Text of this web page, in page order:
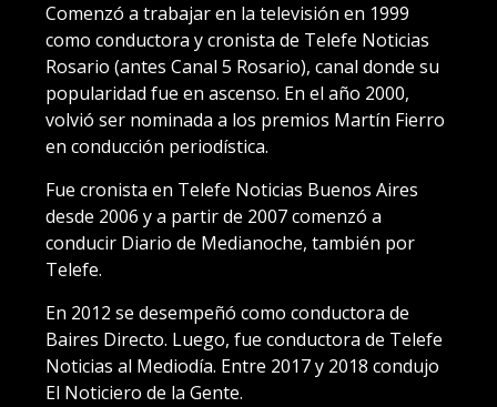
Comenzó a trabajar en la televisión en 1999
como conductora y cronista de Telefe Noticias
Rosario (antes Canal 5 Rosario), canal donde su
popularidad fue en ascenso. En el año 2000,
volvió ser nominada a los premios Martín Fierro
en conducción periodística.
Fue cronista en Telefe Noticias Buenos Aires
desde 2006 y a partir de 2007 comenzó a
conducir Diario de Medianoche, también por
Telefe.
En 2012 se desempeñó como conductora de
Baires Directo. Luego, fue conductora de Telefe
Noticias al Mediodía. Entre 2017 y 2018 condujo
El Noticiero de la Gente.